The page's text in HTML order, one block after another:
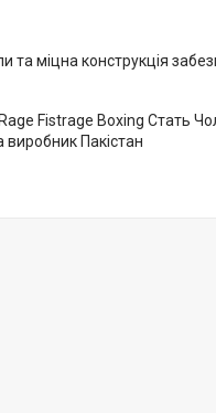
та міцна конструкція
Fistrage Boxing Стать
виробник Пакістан